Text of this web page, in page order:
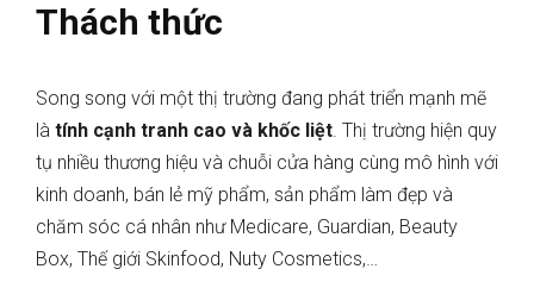
Thách thức
Song song với một thị trường đang phát triển mạnh mẽ
là tính cạnh tranh cao và khốc liệt. Thị trường hiện quy
tụ nhiều thương hiệu và chuỗi cửa hàng cùng mô hình với
kinh doanh, bán lẻ mỹ phẩm, sản phẩm làm đẹp và
chăm sóc cá nhân như Medicare, Guardian, Beauty
Box, Thế giới Skinfood, Nuty Cosmetics,…